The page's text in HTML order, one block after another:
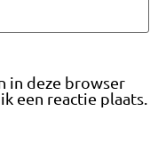
in deze browser
een reactie plaats.